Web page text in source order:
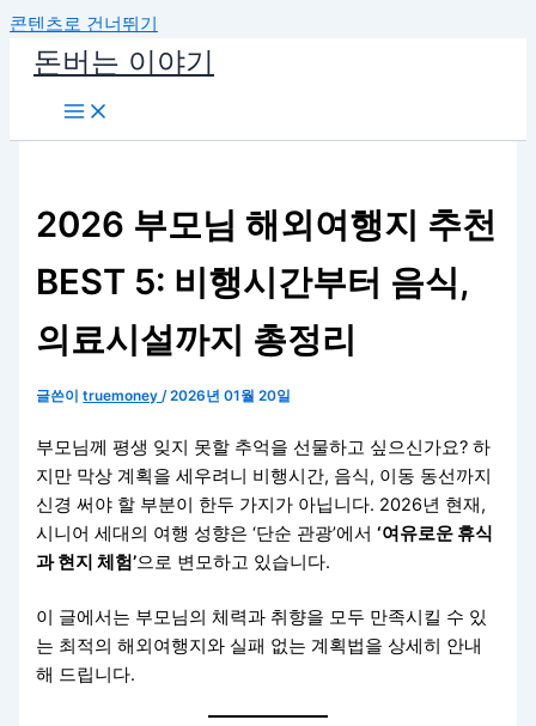
콘텐츠로 건너뛰기
돈버는 이야기
2026 부모님 해외여행지 추천
BEST 5: 비행시간부터 음식,
의료시설까지 총정리
글쓴이truemoney/2026년 01월 20일
부모님께 평생 잊지 못할 추억을 선물하고 싶으신가요? 하
지만 막상 계획을 세우려니 비행시간, 음식, 이동 동선까지
신경 써야 할 부분이 한두 가지가 아닙니다. 2026년 현재,
시니어 세대의 여행 성향은 ‘단순 관광’에서‘여유로운 휴식
과 현지 체험’으로 변모하고 있습니다.
이 글에서는 부모님의 체력과 취향을 모두 만족시킬 수 있
는 최적의 해외여행지와 실패 없는 계획법을 상세히 안내
해 드립니다.